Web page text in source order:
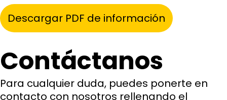
Descargar PDF de información
Contáctanos
Para cualquier duda, puedes ponerte en
contacto con nosotros rellenando el